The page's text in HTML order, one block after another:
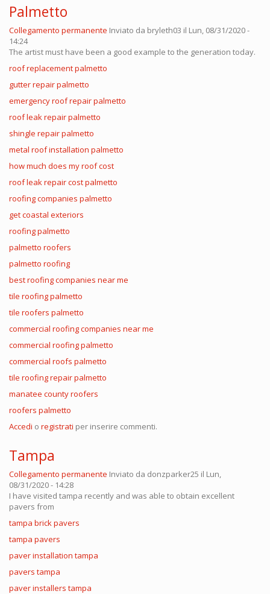
Palmetto
Collegamento permanente Inviato da bryleth03 il Lun, 08/31/2020 -
14:24
The artist must have been a good example to the generation today.
roof replacement palmetto
gutter repair palmetto
emergency roof repair palmetto
roof leak repair palmetto
shingle repair palmetto
metal roof installation palmetto
how much does my roof cost
roof leak repair cost palmetto
roofing companies palmetto
get coastal exteriors
roofing palmetto
palmetto roofers
palmetto roofing
best roofing companies near me
tile roofing palmetto
tile roofers palmetto
commercial roofing companies near me
commercial roofing palmetto
commercial roofs palmetto
tile roofing repair palmetto
manatee county roofers
roofers palmetto
Accedi o registrati per inserire commenti.
Tampa
Collegamento permanente Inviato da donzparker25 il Lun,
08/31/2020 - 14:28
I have visited tampa recently and was able to obtain excellent
pavers from
tampa brick pavers
tampa pavers
paver installation tampa
pavers tampa
paver installers tampa